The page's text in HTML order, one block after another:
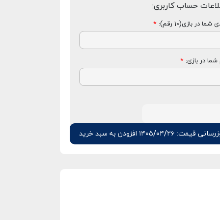
حساب کاربری:
شما در بازی(10 رقم): *
شما در بازی: *
قیمت: ۱۴۰۵/۰۴/۲۶